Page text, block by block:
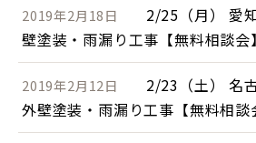
2019年2月18日
2/25（月） 愛
壁塗装・雨漏り工事【無料相談会】
2019年2月12日
2/23（土） 名
外壁塗装・雨漏り工事【無料相談